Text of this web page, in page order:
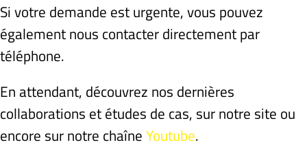
Si votre demande est urgente, vous pouvez
également nous contacter directement par
téléphone.
En attendant, découvrez nos dernières
collaborations et études de cas, sur notre site ou
encore sur notre chaîneYoutube.